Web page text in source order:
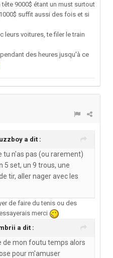
9000$ étant un must surtout
suffit aussi des fois et si
leurs voitures, te filer le train
des heures jusqu'à ce
a dit :
tu n'as pas (ou rarement)
5 set, un 9 trous, une
tir, aller nager avec les
de faire du tenis ou des
merci
a dit :
de mon foutu temps alors
pour m'amuser